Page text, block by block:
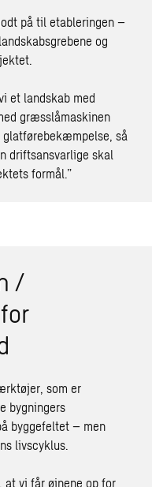
på til etableringen –
og
et landskab med
græsslåmaskinen
så
driftsansvarlige skal
formål.”
/
som er
bygningers
byggefeltet – men
livscyklus.
vi får øjnene op for